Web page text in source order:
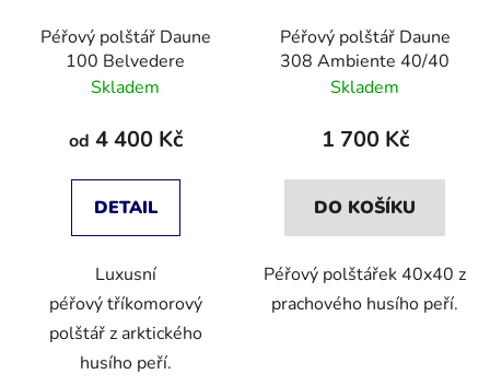
Péřový polštář Daune
100 Belvedere
Skladem
od 4 400 Kč
DETAIL
Luxusní
péřový tříkomorový
polštář z arktického
husího peří.
Péřový polštář Daune
308 Ambiente 40/40
Skladem
1 700 Kč
DO KOŠÍKU
Péřový polštářek 40x40 z
prachového husího peří.